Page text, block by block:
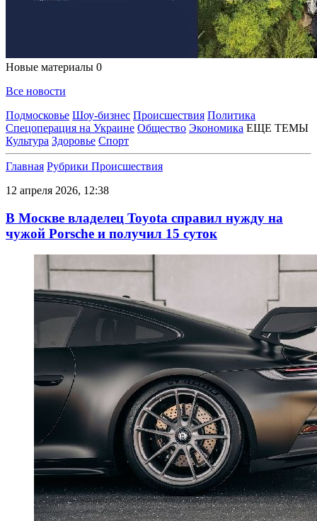
Новые материалы 0
Все новости
Подмосковье Шоу-бизнес Происшествия Политика
Спецоперация на Украине Общество Экономика ЕЩЕ ТЕМЫ
Культура Здоровье Спорт
Главная Рубрики Происшествия
12 апреля 2026, 12:38
В Москве владелец Toyota справил нужду на
чужой Porsche и получил 15 суток